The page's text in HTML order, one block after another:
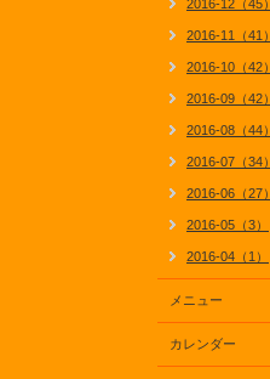
2016-12（45）
2016-11（41）
2016-10（42）
2016-09（42）
2016-08（44）
2016-07（34）
2016-06（27）
2016-05（3）
2016-04（1）
メニュー
カレンダー